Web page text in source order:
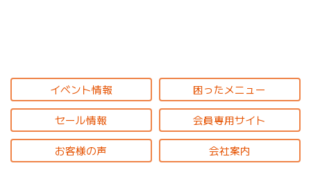
イベント情報 困ったメニュー
セール情報 会員専用サイト
お客様の声 会社案内